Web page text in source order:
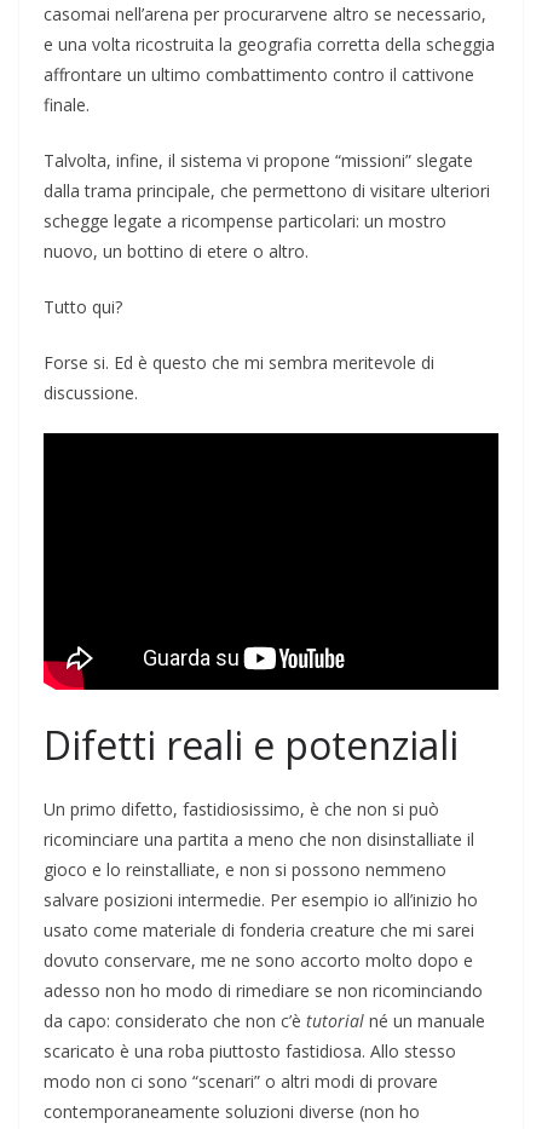
casomai nell’arena per procurarvene altro se necessario,
e una volta ricostruita la geografia corretta della scheggia
affrontare un ultimo combattimento contro il cattivone
finale.
Talvolta, infine, il sistema vi propone “missioni” slegate
dalla trama principale, che permettono di visitare ulteriori
schegge legate a ricompense particolari: un mostro
nuovo, un bottino di etere o altro.
Tutto qui?
Forse si. Ed è questo che mi sembra meritevole di
discussione.
Difetti reali e potenziali
Un primo difetto, fastidiosissimo, è che non si può
ricominciare una partita a meno che non disinstalliate il
gioco e lo reinstalliate, e non si possono nemmeno
salvare posizioni intermedie. Per esempio io all’inizio ho
usato come materiale di fonderia creature che mi sarei
dovuto conservare, me ne sono accorto molto dopo e
adesso non ho modo di rimediare se non ricominciando
da capo: considerato che non c’è tutorial né un manuale
scaricato è una roba piuttosto fastidiosa. Allo stesso
modo non ci sono “scenari” o altri modi di provare
contemporaneamente soluzioni diverse (non ho